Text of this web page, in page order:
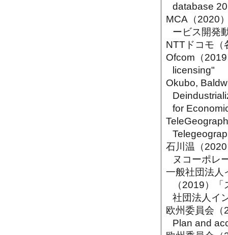
database
MCA（2020
ービス開発
NTTドコモ（
Ofcom（
licensing"
Okubo,
for
石川温（
ヌコーポレ
一般社団法人
（2019）
社団法人イ
欧州委員会（
Plan and